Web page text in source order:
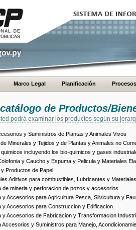
Marco Legal Planificación Procesos
de Productos/
podrá examinar los productos según su
y Suministros de Plantas y Animales Vivos
Minerales y Tejidos y de Plantas y Animales no
incluyendo los bio-quimicos y gases
y Caucho y Espuma y Pelicula y Materiales
Productos de Papel
Aditivos para combustibles, Lubricantes y
de mineria y perforacion de pozos y accesorios
y Accesorios para Agricultura Pesca, Silvicultura y
y Accesorios para Construccion y Edificacion
y Accesorios de Fabricacion y Transformacion
Accesorios y Suministros para Manejo,